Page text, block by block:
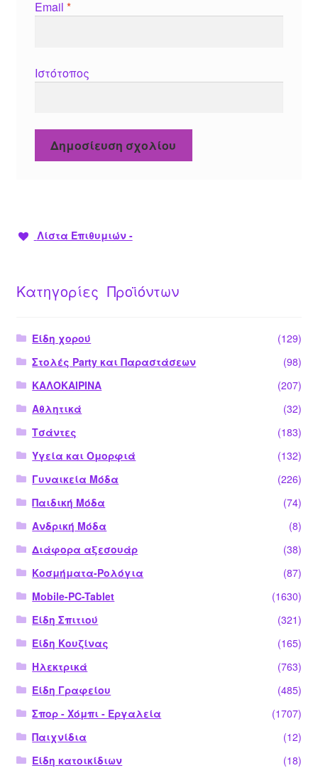
Email *
Ιστότοπος
Λίστα Επιθυμιών -
Κατηγορίες Προϊόντων
Είδη χορού
(129)
Στολές Party και Παραστάσεων
(98)
ΚΑΛΟΚΑΙΡΙΝΑ
(207)
Αθλητικά
(32)
Τσάντες
(183)
Υγεία και Ομορφιά
(132)
Γυναικεία Μόδα
(226)
Παιδική Μόδα
(74)
Ανδρική Μόδα
(8)
Διάφορα αξεσουάρ
(38)
Κοσμήματα-Ρολόγια
(87)
Mobile-PC-Tablet
(1630)
Είδη Σπιτιού
(321)
Είδη Κουζίνας
(165)
Ηλεκτρικά
(763)
Είδη Γραφείου
(485)
Σπορ - Χόμπι - Εργαλεία
(1707)
Παιχνίδια
(12)
Είδη κατοικίδιων
(18)